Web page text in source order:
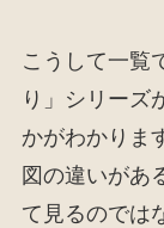
こうして一覧
り」シリーズ
かがわかりま
図の違いがあ
て見るのでは